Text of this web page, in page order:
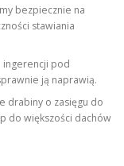
bezpiecznie na
stawiania
ingerencji pod
ją naprawią.
drabiny o zasięgu do
do większości dachów